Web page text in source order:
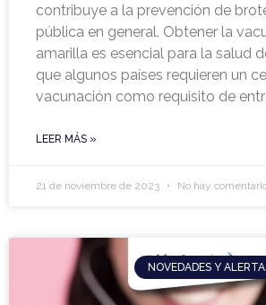
contribuye a la prevención de
pública en general. Obtener la
amarilla es esencial para la salud
que algunos países requieren un
vacunación como requisito de
LEER MÁS »
21 de noviembre de 2023 No hay
NOVEDADES Y